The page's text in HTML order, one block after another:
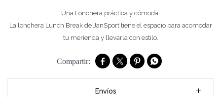
Una Lonchera práctica y cómoda.
La lonchera Lunch Break de JanSport tiene el espacio para acomodar
tu merienda y llevarla con estilo.
   
Envíos